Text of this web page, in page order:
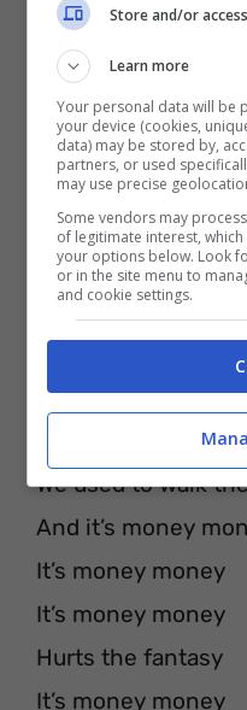
That’s no way to
That ain’t no way to
Wanting for it all
But it’s money
It’s money money
It’s money money
Watching human fall
But it’s only money
That’s money
That’s money
We used to walk
And it’s money
It’s money money
It’s money money
Hurts the fantasy
It’s money money
Store and/or
Learn more
Your personal data will be
your device (cookies,
data) may be stored by,
partners, or used
may use precise
Some vendors may
of legitimate interest,
your options below. Look
or in the site menu to
and cookie settings.